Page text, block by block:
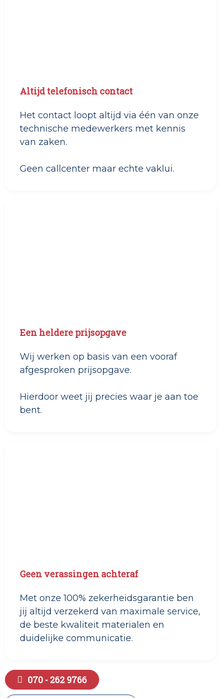
Altijd telefonisch contact
Het contact loopt altijd via één van onze
technische medewerkers met kennis
van zaken.
Geen callcenter maar echte vaklui.
Een heldere prijsopgave
Wij werken op basis van een vooraf
afgesproken prijsopgave.
Hierdoor weet jij precies waar je aan toe
bent.
Geen verassingen achteraf
Met onze 100% zekerheidsgarantie ben
jij altijd verzekerd van maximale service,
de beste kwaliteit materialen en
duidelijke communicatie.
070 - 262 9766